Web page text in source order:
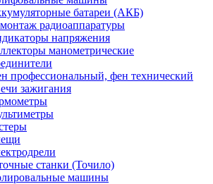
батареи (АКБ)
радиоаппаратуры
напряжения
манометрические
профессиональный, фен технический
зажигания
станки (Точило)
машины